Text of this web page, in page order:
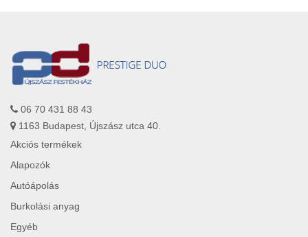
06 70 431 88 43
1163 Budapest, Újszász utca 40.
Akciós termékek
Alapozók
Autóápolás
Burkolási anyag
Egyéb